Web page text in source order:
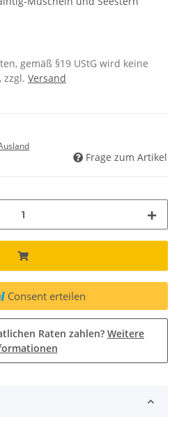
gemäß §19 UStG wird keine
zzgl. Versand
Frage zum Artikel
Consent erteilen
Raten zahlen? Weitere